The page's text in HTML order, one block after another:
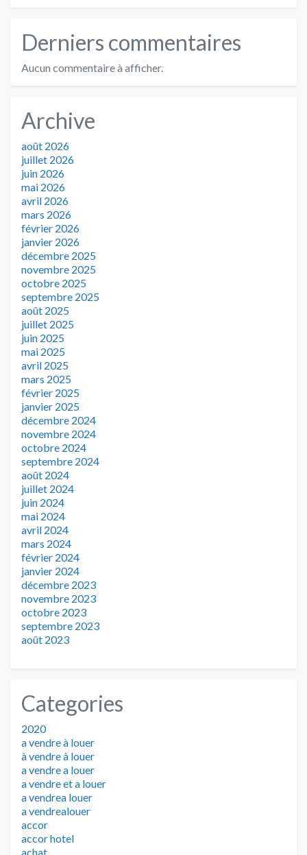
Derniers commentaires
Aucun commentaire à afficher.
Archive
août 2026
juillet 2026
juin 2026
mai 2026
avril 2026
mars 2026
février 2026
janvier 2026
décembre 2025
novembre 2025
octobre 2025
septembre 2025
août 2025
juillet 2025
juin 2025
mai 2025
avril 2025
mars 2025
février 2025
janvier 2025
décembre 2024
novembre 2024
octobre 2024
septembre 2024
août 2024
juillet 2024
juin 2024
mai 2024
avril 2024
mars 2024
février 2024
janvier 2024
décembre 2023
novembre 2023
octobre 2023
septembre 2023
août 2023
Categories
2020
a vendre à louer
à vendre à louer
a vendre a louer
a vendre et a louer
a vendrea louer
a vendrealouer
accor
accor hotel
achat